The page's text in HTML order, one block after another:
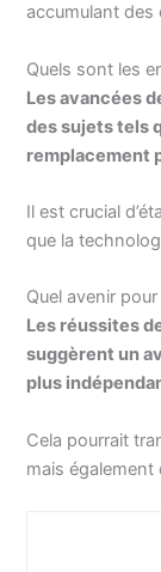
accumulant des
Quels sont les
Les avancées
des sujets tels
remplacement
Il est crucial
que la
Quel avenir
Les réussites
suggèrent un
plus
Cela pourrait
mais